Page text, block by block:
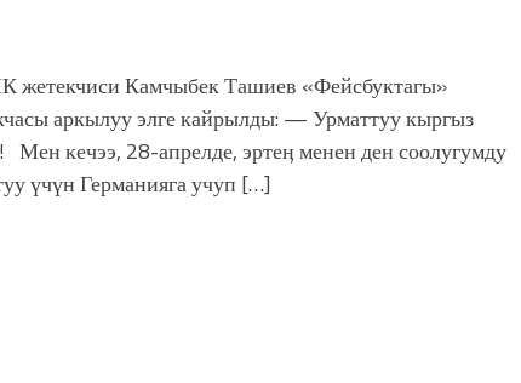
Камчыбек Ташиев «Фейсбуктагы»
аркылуу элге кайрылды: — Урматтуу кыргыз
Мен кечээ, 28-апрелде, эртеӊ менен ден соолугумду
үчүн Германияга учуп […]